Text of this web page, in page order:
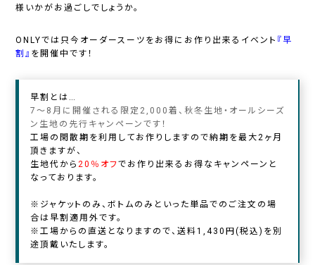
様いかがお過ごしでしょうか。
ONLYでは只今オーダースーツをお得にお作り出来るイベント 『早
割』 を開催中です！
早割とは…
7～8月に開催される限定2,000着、秋冬生地・オールシーズ
ン生地の先行キャンペーンです！
工場の閑散期を利用してお作りしますので納期を最大2ヶ月
頂きますが、
生地代から20％オフでお作り出来るお得なキャンペーンと
なっております。
※ジャケットのみ、ボトムのみといった単品でのご注文の場
合は早割適用外です。
※工場からの直送となりますので、送料1,430円(税込)を別
途頂戴いたします。